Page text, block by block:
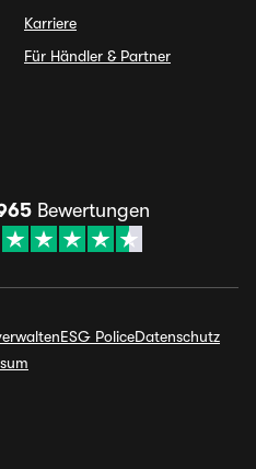
Karriere
Für Händler & Partner
Bewertungen
ESG PoliceDatenschutz